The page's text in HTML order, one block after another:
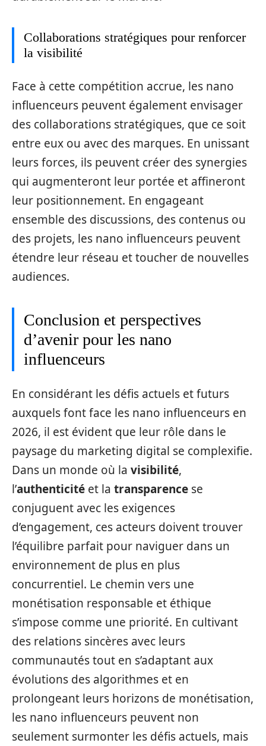
Collaborations stratégiques pour renforcer
la visibilité
Face à cette compétition accrue, les nano
influenceurs peuvent également envisager
des collaborations stratégiques, que ce soit
entre eux ou avec des marques. En unissant
leurs forces, ils peuvent créer des synergies
qui augmenteront leur portée et affineront
leur positionnement. En engageant
ensemble des discussions, des contenus ou
des projets, les nano influenceurs peuvent
étendre leur réseau et toucher de nouvelles
audiences.
Conclusion et perspectives
d’avenir pour les nano
influenceurs
En considérant les défis actuels et futurs
auxquels font face les nano influenceurs en
2026, il est évident que leur rôle dans le
paysage du marketing digital se complexifie.
Dans un monde où la visibilité,
l’authenticité et la transparence se
conjuguent avec les exigences
d’engagement, ces acteurs doivent trouver
l’équilibre parfait pour naviguer dans un
environnement de plus en plus
concurrentiel. Le chemin vers une
monétisation responsable et éthique
s’impose comme une priorité. En cultivant
des relations sincères avec leurs
communautés tout en s’adaptant aux
évolutions des algorithmes et en
prolongeant leurs horizons de monétisation,
les nano influenceurs peuvent non
seulement surmonter les défis actuels, mais